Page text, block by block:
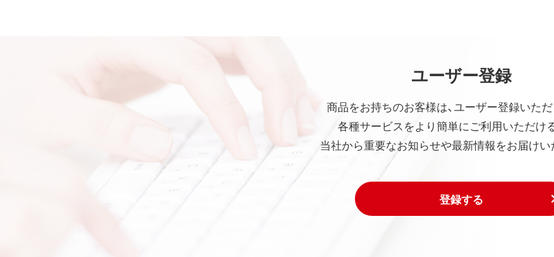
ユーザー登録
商品をお持ちのお客様は、ユーザー登録いた
各種サービスをより簡単にご利用いただけ
当社から重要なお知らせや最新情報をお届けい
登録する